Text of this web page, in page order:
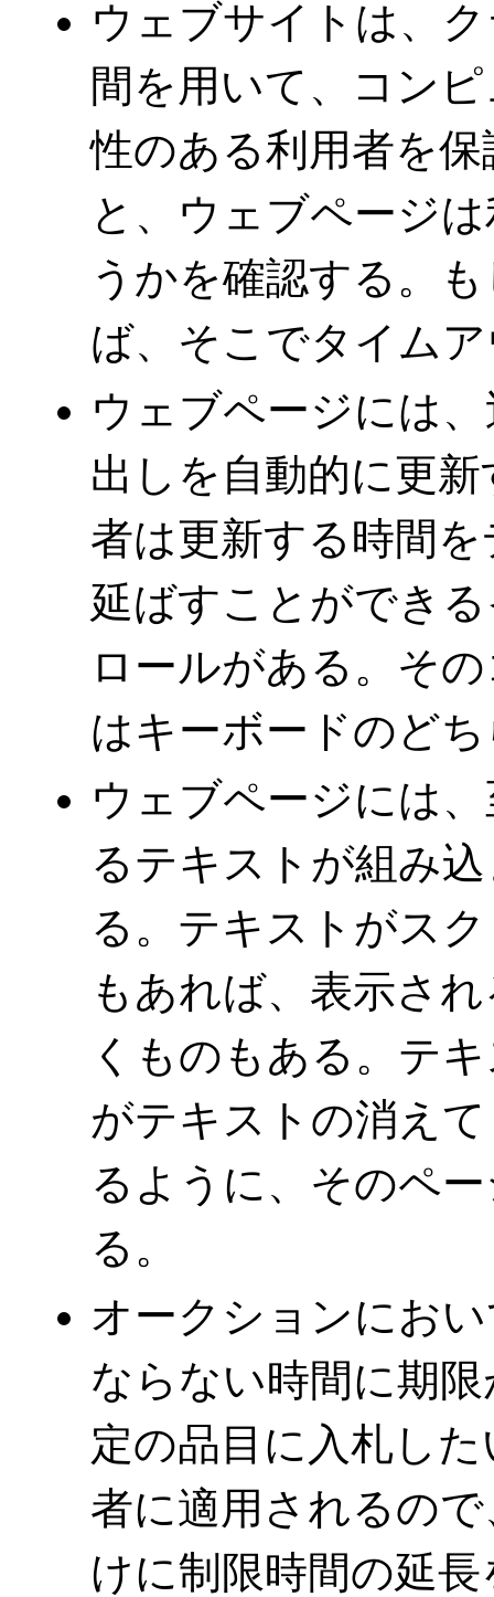
ウェブサイトは、
間を用いて、コン
性のある利用者を
と、ウェブページ
うかを確認する。
ば、そこでタイム
ウェブページには
出しを自動的に更
者は更新する時間
延ばすことができ
ロールがある。そ
はキーボードのど
ウェブページには
るテキストが組み
る。テキストがス
もあれば、表示さ
くものもある。テ
がテキストの消え
るように、そのペ
る。
オークションにお
ならない時間に期
定の品目に入札し
者に適用されるの
けに制限時間の延